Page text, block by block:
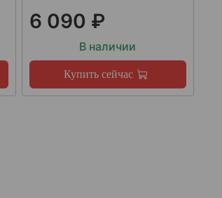
6 090 ₽
В наличии
Купить сейчас